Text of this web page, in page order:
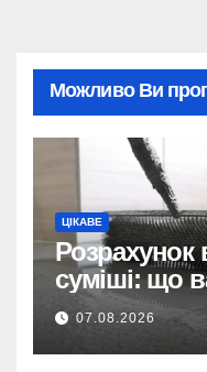
Можливо Ви
ЦІКАВЕ
Розрахунок
суміші: що
тим, як
07.08.2026